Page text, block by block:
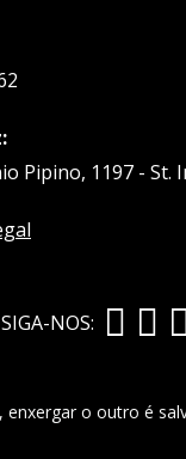
Pipino, 1197 - St.
SIGA-NOS:
enxergar o outro é